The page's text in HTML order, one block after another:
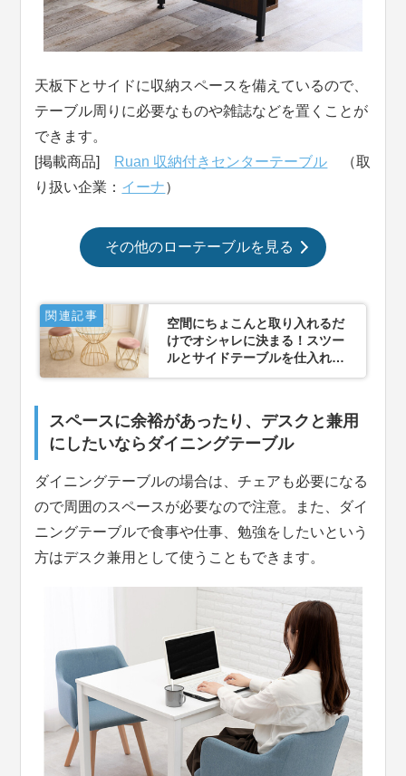
天板下とサイドに収納スペースを備えているので、
テーブル周りに必要なものや雑誌などを置くことが
できます。
[掲載商品] Ruan 収納付きセンターテーブル （取
り扱い企業： イーナ）
その他のローテーブルを見る
関連記事
空間にちょこんと取り入れるだ
けでオシャレに決まる！スツー
ルとサイドテーブルを仕入れよ
う
スペースに余裕があったり、デスクと兼用
にしたいならダイニングテーブル
ダイニングテーブルの場合は、チェアも必要になる
ので周囲のスペースが必要なので注意。また、ダイ
ニングテーブルで食事や仕事、勉強をしたいという
方はデスク兼用として使うこともできます。